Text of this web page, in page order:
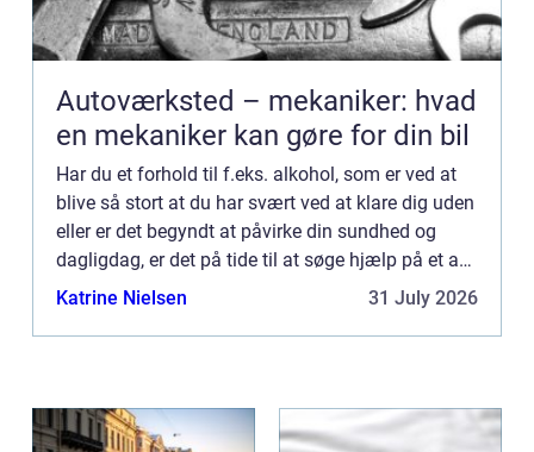
Autoværksted – mekaniker: hvad
en mekaniker kan gøre for din bil
Har du et forhold til f.eks. alkohol, som er ved at
blive så stort at du har svært ved at klare dig uden
eller er det begyndt at påvirke din sundhed og
dagligdag, er det på tide til at søge hjælp på et af
la...
Katrine Nielsen 31 July 2026